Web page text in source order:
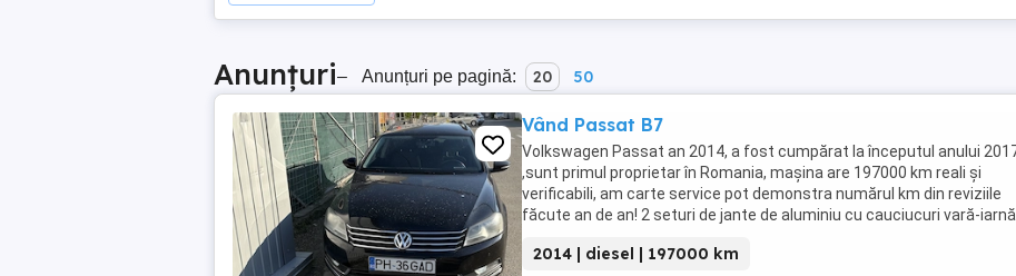
Anunțuri– Anunțuri pe pagină: 20 50
Vând Passat B7
Volkswagen Passat an 2014, a fost cumpărat la începutul anului
,sunt primul proprietar în Romania, mașina are 197000 km reali și
verificabili, am carte service pot demonstra numărul km din reviziile
făcute an de an! 2 seturi de jante de aluminiu cu cauciucuri vară-iarnă.
2014 | diesel | 197000 km